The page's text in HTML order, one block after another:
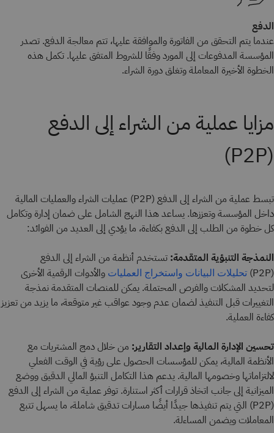
الدفع
عندما يتم التحقق من الفاتورة والموافقة عليها، تتم معالجة الدفع. تصدر
المؤسسة المدفوعات إلى المورد وفقًا للشروط المتفق عليها. تكمل هذه
الخطوة الأخيرة المعاملة وتغلق دورة الشراء.
مزايا عملية من الشراء إلى الدفع
(P2P)
تبسط عملية من الشراء إلى الدفع (P2P) عمليات الشراء والعمليات المالية
داخل المؤسسة وتعززها. يساعد هذا النهج الشامل على ضمان إدارة وتكامل
كل خطوة من الطلب إلى الدفع بكفاءة، ما يؤدي إلى العديد من الفوائد:
النمذجة التنبؤية المتقدمة: تستخدم أنظمة من الشراء إلى الدفع
(P2P)
تحليلات البيانات واستخراج العمليات والأدوات الرقمية الأخرى
لتحديد المشكلات والفرص المحتملة. يمكن للمنصات المتقدمة نمذجة
التغييرات قبل التنفيذ لضمان عدم وجود عواقب غير متوقعة، ما يزيد من تعزيز
كفاءة العملية.
تحسين الإدارة المالية وإعداد التقارير: من خلال دمج المشتريات مع
الأنظمة المالية، يمكن للمؤسسات الحصول على رؤية في الوقت الفعلي
لالتزاماتها وخصومها المالية. يدعم هذا التكامل التنبؤ المالي الدقيق ووضع
الميزانية إلى جانب اتخاذ قرارات أكثر استنارة. توفر عملية من الشراء إلى الدفع
(P2P) التي يتم تنفيذها جيدًا أيضًا مسارات تدقيق شاملة، ما يسهل تتبع
المعاملات ويضمن المساءلة.